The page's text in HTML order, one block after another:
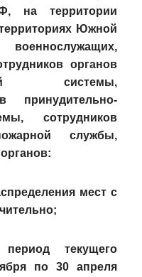
на территории
Южной
органов
системы,
принудительно-
сотрудников
службы,
мест с
текущего
по 30 апреля